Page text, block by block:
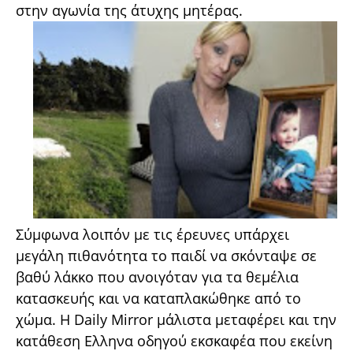
στην αγωνία της άτυχης μητέρας.
Σύμφωνα λοιπόν με τις έρευνες υπάρχει
μεγάλη πιθανότητα το παιδί να σκόνταψε σε
βαθύ λάκκο που ανοιγόταν για τα θεμέλια
κατασκευής και να καταπλακώθηκε από το
χώμα. Η Daily Mirror μάλιστα μεταφέρει και την
κατάθεση Ελληνα οδηγού εκσκαφέα που εκείνη